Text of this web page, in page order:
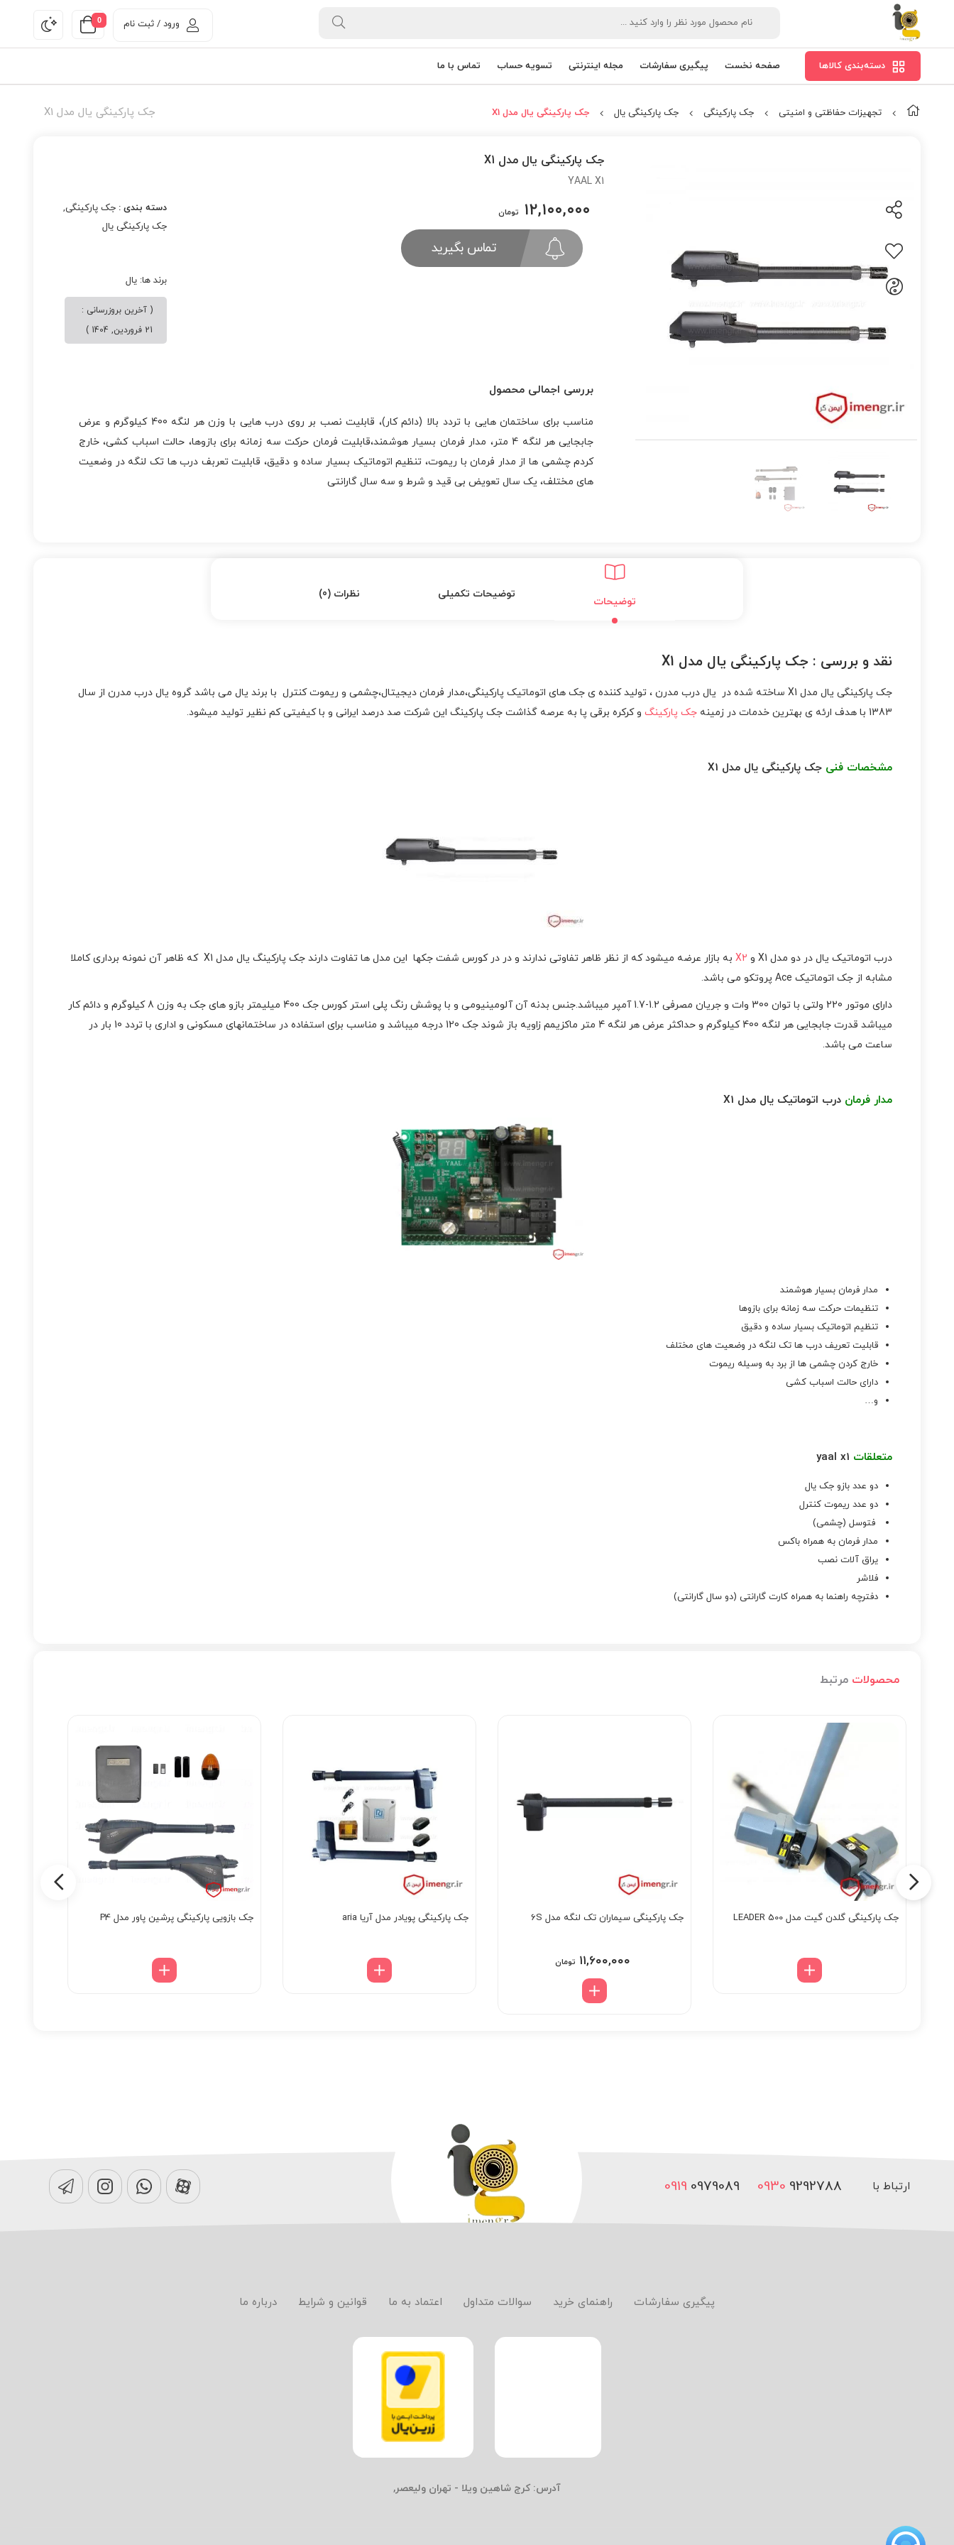
0 ورود / ثبت نام
دسته‌بندی کالاها صفحه نخست پیگیری سفارشات مجله اینترنتی تسویه حساب تماس با ما
جک پارکینگی یال مدل X1 تجهیزات حفاظتی و امنیتی جک پارکینگی جک پارکینگی یال جک پارکینگی یال مدل X1
جک پارکینگی یال مدل X1
YAAL X1
۱۲,۱۰۰,۰۰۰ تومان
تماس بگیرید
دسته بندی :جک پارکینگی,
جک پارکینگی یال
برند ها:یال
( آخرین بروزرسانی :
21 فروردین, 1404 )
بررسی اجمالی محصول
مناسب برای ساختمان هایی با تردد بالا (دائم کار)، قابلیت نصب بر روی درب هایی با وزن هر لنگه 400 کیلوگرم و عرض
جابجایی هر لنگه 4 متر، مدار فرمان بسیار هوشمند،قابلیت فرمان حرکت سه زمانه برای بازوها، حالت اسباب کشی، خارج
کردم چشمی ها از مدار فرمان با ریموت، تنظیم اتوماتیک بسیار ساده و دقیق، قابلیت تعربف درب ها تک لنگه در وضعیت
های مختلف، یک سال تعویض بی قید و شرط و سه سال گارانتی
توضیحات
توضیحات تکمیلی نظرات (0)
نقد و بررسی : جک پارکینگی یال مدل X1
جک پارکینگی یال مدل X1 ساخته شده در یال درب مدرن ، تولید کننده ی جک های اتوماتیک پارکینگی،مدار فرمان دیجیتال،چشمی و ریموت کنترل با برند یال می باشد گروه یال درب مدرن از سال
1383 با هدف ارئه ی بهترین خدمات در زمینه
جک پارکینگ و کرکره برقی پا به عرصه گذاشت جک پارکینگ این شرکت صد درصد ایرانی و با کیفیتی کم نظیر تولید میشود.
مشخصات فنی جک پارکینگی یال مدل X1
درب اتوماتیک یال در دو مدل X1 و X2
به بازار عرضه میشود که از نظر ظاهر تفاوتی ندارند و در در کورس شفت جکها این مدل ها تفاوت دارند جک پارکینگ یال مدل X1 که ظاهر آن نمونه برداری کاملا
مشابه از جک اتوماتیک Ace پروتکو می باشد.
دارای موتور 220 ولتی با توان 300 وات و جریان مصرفی 1.2-1.7 آمپر میباشد.جنس بدنه آن آلومینیومی و با پوشش رنگ پلی استر کورس جک 400 میلیمتر بازو های جک به وزن 8 کیلوگرم و دائم کار
میباشد قدرت جابجایی هر لنگه 400 کیلوگرم و حداکثر عرض هر لنگه 4 متر ماکزیمم زاویه باز شوند جک 120 درجه میباشد و مناسب برای استفاده در ساختمانهای مسکونی و اداری با تردد 10 بار در
ساعت می باشد.
مدار فرمان درب اتوماتیک یال مدل X1
مدار فرمان بسیار هوشمند
تنظیمات حرکت سه زمانه برای بازوها
تنظیم اتوماتیک بسیار ساده و دقیق
قابلیت تعریف درب ها تک لنگه در وضعیت های مختلف
خارج کردن چشمی ها از برد به وسیله ریموت
دارای حالت اسباب کشی
و…
متعلقات
دو عدد بازو جک یال
دو عدد ریموت کنترل
فتوسل (چشمی)
مدار فرمان به همراه باکس
یراق آلات نصب
فلاشر
دفترچه راهنما به همراه کارت گارانتی (دو سال گارانتی)
محصولات مرتبط
جک پارکینگی گلدن گیت مدل 500 LEADER جک پارکینگی سیماران تک لنگه مدل 6S
۱۱,۶۰۰,۰۰۰ تومان
جک پارکینگی پویادر مدل آریا aria جک بازویی پارکینگی پرشین پاور مدل P4
ارتباط با 0919 0979089 0930 9292788
پیگیری سفارشات راهنمای خرید سوالات متداول اعتماد به ما قوانین و شرایط درباره ما
آدرس: کرج شاهین ویلا - تهران ولیعصر,